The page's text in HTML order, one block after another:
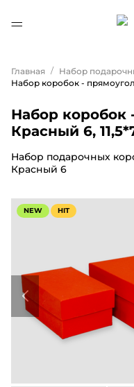
Главная / Набор
Набор коробок
Красный 6,
Набор подарочных
Красный 6
NEW HIT